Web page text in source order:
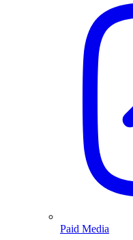
Paid Media